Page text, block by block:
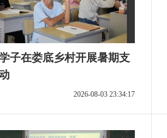
子在娄底乡村开展暑期支
2026-08-03 23:34:17